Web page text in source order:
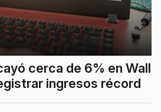
cerca de 6% en Wall
ingresos récord